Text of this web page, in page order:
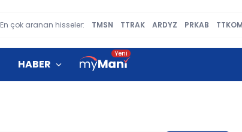
En çok aranan hisseler: TMSN TTRAK ARDYZ PRKAB TTKOM
HABER